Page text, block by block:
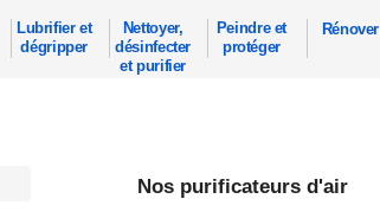
Lubrifier et
dégripper
Nettoyer,
désinfecter
et purifier
Peindre et
protéger
Rénover
Nos purificateurs d'air